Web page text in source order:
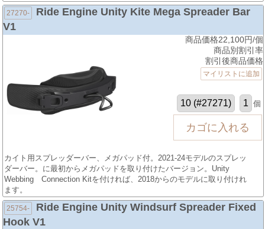
27270-
Ride Engine Unity Kite Mega Spreader Bar
V1
商品価格22,100円/個
商品別割引率
割引後商品価格
マイリストに追加
個
カイト用スプレッダーバー、メガパッド付。2021-24モデルのスプレッ
ダーバー。に最初からメガパッドを取り付けたバージョン。Unity
Webbing Connection Kitを付ければ、2018からのモデルに取り付けれ
ます。
25754-
Ride Engine Unity Windsurf Spreader Fixed
Hook V1